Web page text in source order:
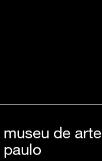
museu de
paulo